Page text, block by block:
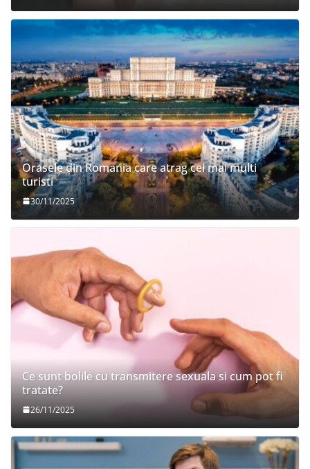
Orasele din Romania care atrag cei mai multi
turisti
30/11/2025
Ce sunt bolile cu transmitere sexuala si cum pot fi
tratate?
26/11/2025